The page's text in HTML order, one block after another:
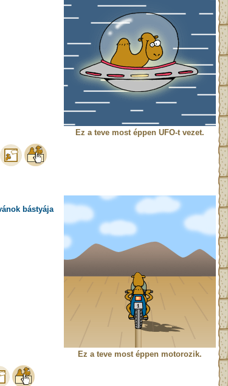
Ez a teve most éppen UFO-t vezet.
bástyája
Ez a teve most éppen motorozik.